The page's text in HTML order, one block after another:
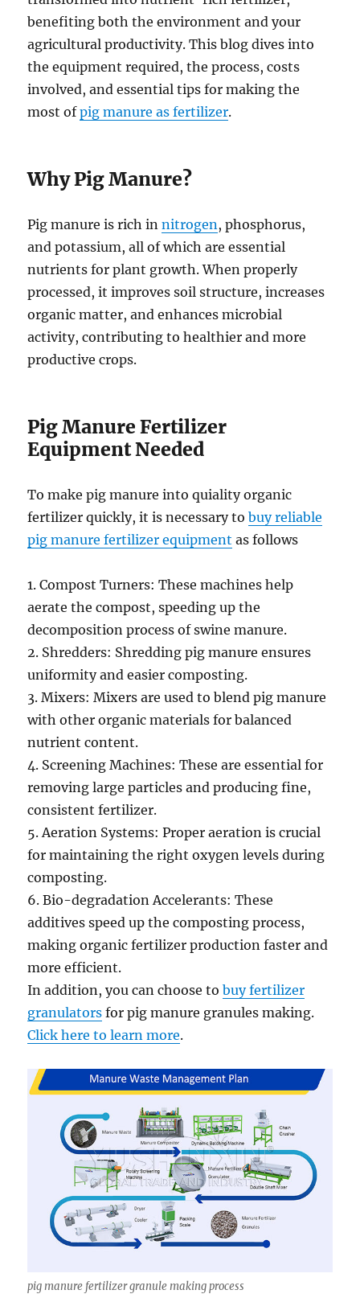
benefiting both the environment and your
agricultural productivity. This blog dives into
the equipment required, the process, costs
involved, and essential tips for making the
most ofpig manure as fertilizer.
Why Pig Manure?
Pig manure is rich innitrogen, phosphorus,
and potassium, all of which are essential
nutrients for plant growth. When properly
processed, it improves soil structure, increases
organic matter, and enhances microbial
activity, contributing to healthier and more
productive crops.
Pig Manure Fertilizer
Equipment Needed
To make pig manure into quiality organic
fertilizer quickly, it is necessary tobuy reliable
pig manure fertilizer equipment as follows
1. Compost Turners: These machines help
aerate the compost, speeding up the
decomposition process of swine manure.
2. Shredders: Shredding pig manure ensures
uniformity and easier composting.
3. Mixers: Mixers are used to blend pig manure
with other organic materials for balanced
nutrient content.
4. Screening Machines: These are essential for
removing large particles and producing fine,
consistent fertilizer.
5. Aeration Systems: Proper aeration is crucial
for maintaining the right oxygen levels during
composting.
6. Bio-degradation Accelerants: These
additives speed up the composting process,
making organic fertilizer production faster and
more efficient.
In addition, you can choose tobuy fertilizer
granulators for pig manure granules making.
Click here to learn more.
pig manure fertilizer granule making process